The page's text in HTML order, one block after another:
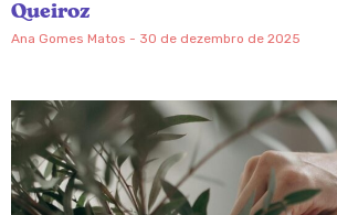
Queiroz
Ana Gomes Matos 30 de dezembro de 2025